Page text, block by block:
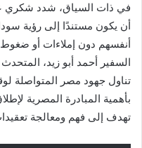
في ذات السياق، شدد
أن يكون مستندًا إلى رؤية
أنفسهم دون إملاءات أو
السفير أحمد أبو زيد،
تناول جهود مصر المتواصلة
بأهمية المبادرة المصرية
تهدف إلى فهم ومعالجة